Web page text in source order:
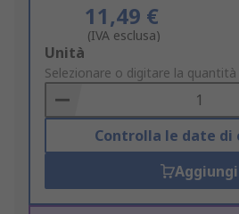
11,49 €
(IVA esclusa)
Add
to
Basket
Unità
Selezionare o digitare la quantità
Controlla le date di
Aggiungi